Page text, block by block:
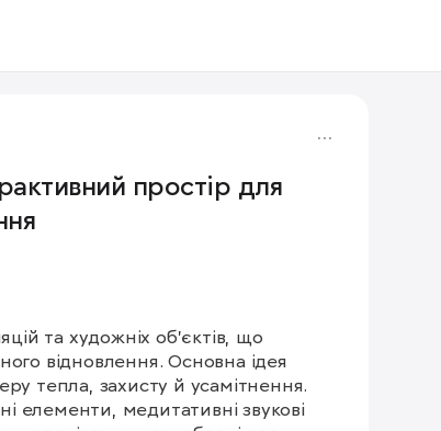
простір для
та художніх об’єктів, що
відновлення. Основна ідея
тепла, захисту й усамітнення.
елементи, медитативні звукові